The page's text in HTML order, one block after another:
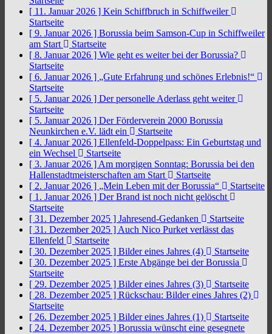
[ 11. Januar 2026 ] Kein Schiffbruch in Schiffweiler
Startseite
[ 9. Januar 2026 ] Borussia beim Samson-Cup in Schiffweiler
am Start
Startseite
[ 8. Januar 2026 ] Wie geht es weiter bei der Borussia?
Startseite
[ 6. Januar 2026 ] „Gute Erfahrung und schönes Erlebnis!“
Startseite
[ 5. Januar 2026 ] Der personelle Aderlass geht weiter
Startseite
[ 5. Januar 2026 ] Der Förderverein 2000 Borussia
Neunkirchen e.V. lädt ein
Startseite
[ 4. Januar 2026 ] Ellenfeld-Doppelpass: Ein Geburtstag und
ein Wechsel
Startseite
[ 3. Januar 2026 ] Am morgigen Sonntag: Borussia bei den
Hallenstadtmeisterschaften am Start
Startseite
[ 2. Januar 2026 ] „Mein Leben mit der Borussia“
Startseite
[ 1. Januar 2026 ] Der Brand ist noch nicht gelöscht
Startseite
[ 31. Dezember 2025 ] Jahresend-Gedanken
Startseite
[ 31. Dezember 2025 ] Auch Nico Purket verlässt das
Ellenfeld
Startseite
[ 30. Dezember 2025 ] Bilder eines Jahres (4)
Startseite
[ 30. Dezember 2025 ] Erste Abgänge bei der Borussia
Startseite
[ 29. Dezember 2025 ] Bilder eines Jahres (3)
Startseite
[ 28. Dezember 2025 ] Rückschau: Bilder eines Jahres (2)
Startseite
[ 26. Dezember 2025 ] Bilder eines Jahres (1)
Startseite
[ 24. Dezember 2025 ] Borussia wünscht eine gesegnete